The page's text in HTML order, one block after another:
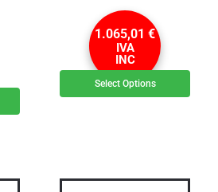
1.065,01 €
IVA
INC
Select Options